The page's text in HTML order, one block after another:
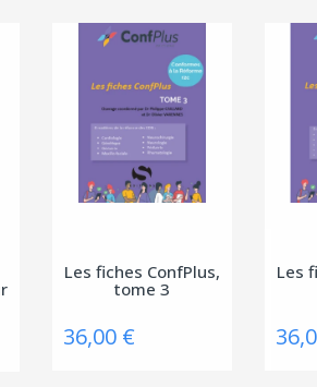
Les fiches ConfPlus,
tome 3
36,00 €
Les